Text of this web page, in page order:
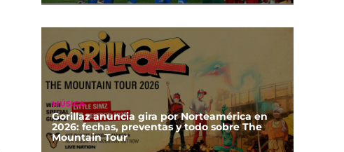
MÚSICA
Gorillaz anuncia gira por Norteamérica en
2026: fechas, preventas y todo sobre The
Mountain Tour